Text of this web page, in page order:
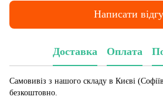
Написати
Доставка Оплата
Самовивіз з нашого складу в Києві
безкоштовно.